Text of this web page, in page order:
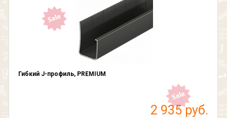
Гибкий J-профиль, PREMIUM
2 935 руб.